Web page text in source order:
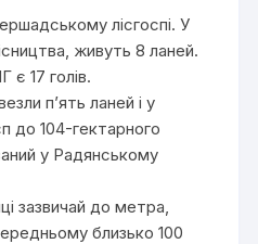
лісгоспі. У
живуть 8 ланей.
17 голів.
п’ять ланей і у
до 104-гектарного
у Радянському
зазвичай до метра,
близько 100